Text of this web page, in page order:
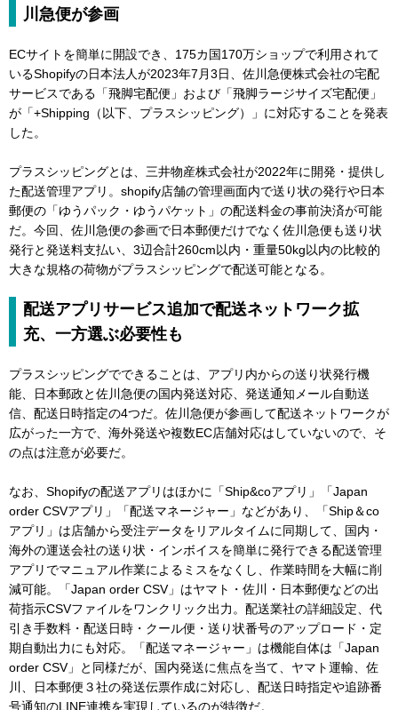
川急便が参画
ECサイトを簡単に開設でき、175カ国170万ショップで利用されて
いるShopifyの日本法人が2023年7月3日、佐川急便株式会社の宅配
サービスである「飛脚宅配便」および「飛脚ラージサイズ宅配便」
が「+Shipping（以下、プラスシッピング）」に対応することを発表
した。
プラスシッピングとは、三井物産株式会社が2022年に開発・提供し
た配送管理アプリ。shopify店舗の管理画面内で送り状の発行や日本
郵便の「ゆうパック・ゆうパケット」の配送料金の事前決済が可能
だ。今回、佐川急便の参画で日本郵便だけでなく佐川急便も送り状
発行と発送料支払い、3辺合計260cm以内・重量50kg以内の比較的
大きな規格の荷物がプラスシッピングで配送可能となる。
配送アプリサービス追加で配送ネットワーク拡
充、一方選ぶ必要性も
プラスシッピングでできることは、アプリ内からの送り状発行機
能、日本郵政と佐川急便の国内発送対応、発送通知メール自動送
信、配送日時指定の4つだ。佐川急便が参画して配送ネットワークが
広がった一方で、海外発送や複数EC店舗対応はしていないので、そ
の点は注意が必要だ。
なお、Shopifyの配送アプリはほかに「Ship&coアプリ」「Japan
order CSVアプリ」「配送マネージャー」などがあり、「Ship＆co
アプリ」は店舗から受注データをリアルタイムに同期して、国内・
海外の運送会社の送り状・インボイスを簡単に発行できる配送管理
アプリでマニュアル作業によるミスをなくし、作業時間を大幅に削
減可能。「Japan order CSV」はヤマト・佐川・日本郵便などの出
荷指示CSVファイルをワンクリック出力。配送業社の詳細設定、代
引き手数料・配送日時・クール便・送り状番号のアップロード・定
期自動出力にも対応。「配送マネージャー」は機能自体は「Japan
order CSV」と同様だが、国内発送に焦点を当て、ヤマト運輸、佐
川、日本郵便３社の発送伝票作成に対応し、配送日時指定や追跡番
号通知のLINE連携を実現しているのが特徴だ。